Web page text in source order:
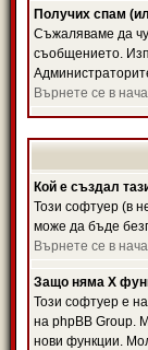
Получих спам
Съжаляваме да
съобщението.
Върнете се в
Кой е създал
Този софтуер (в
може да бъде
Върнете се в
Защо няма X
Този софтуер е
на phpBB Group.
нови функции.